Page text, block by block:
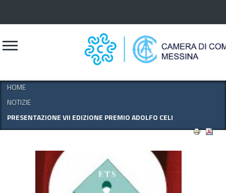
HOME
NOTIZIE
PRESENTAZIONE VII EDIZIONE PREMIO ADOLFO CELI